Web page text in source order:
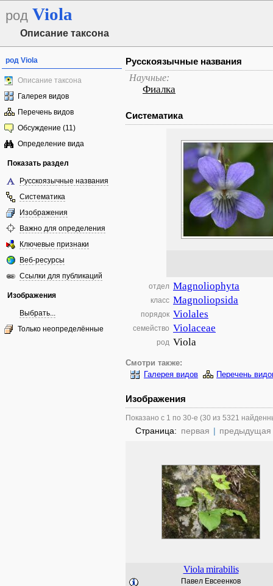
род Viola
Описание таксона
род Viola
Описание таксона
Галерея видов
Перечень видов
Обсуждение (11)
Определение вида
Показать раздел
Русскоязычные названия
Систематика
Изображения
Важно для определения
Ключевые признаки
Веб-ресурсы
Ссылки для публикаций
Изображения
Выбрать...
Только неопределённые
Русскоязычные названия
Научные:
Фиалка
Систематика
отдел Magnoliophyta
класс Magnoliopsida
порядок Violales
семейство Violaceae
род Viola
Смотри также:
Галерея видов
Перечень
Изображения
Показано с 1 по 30-е (30 из 5321
Страница: первая | предыдущая
Viola mirabilis
Павел Евсеенков